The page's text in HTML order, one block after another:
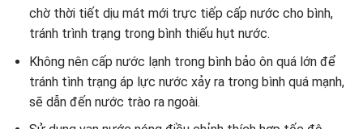
chờ thời tiết dịu mát mới trực tiếp cấp nước cho bình,
tránh trình trạng trong bình thiếu hụt nước.
Không nên cấp nước lạnh trong bình bảo ôn quá lớn để
tránh tình trạng áp lực nước xảy ra trong bình quá mạnh,
sẽ dẫn đến nước trào ra ngoài.